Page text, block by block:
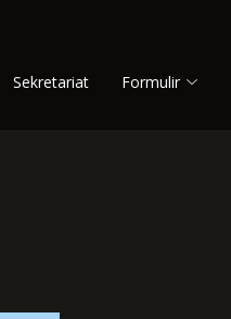
Sekretariat Formulir